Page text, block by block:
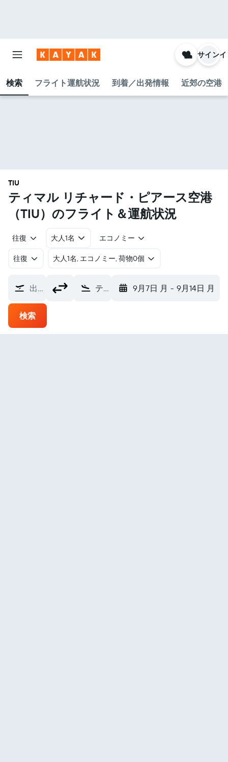
検索 フライト運航状況 到着／出発情報 近郊の空港
サイン
TIU
ティマル リチャード・ピアース空港​
（TIU​）のフライト＆運航状況
往復 大人1名 エコノミー
往復 ​大人1名, エコノミー, 荷物0個
出発地 ティマル リチャード・ピアース空港 (TIU) 9月7日 月 - 9月14日 月
検索